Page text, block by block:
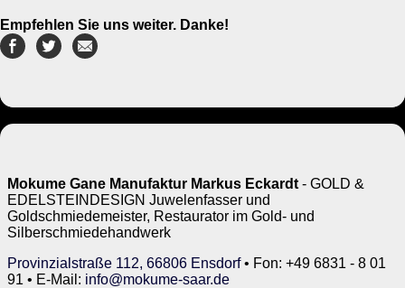
Empfehlen Sie uns weiter. Danke!
Mokume Gane Manufaktur Markus Eckardt - GOLD &
EDELSTEINDESIGN Juwelenfasser und
Goldschmiedemeister, Restaurator im Gold- und
Silberschmiedehandwerk
Provinzialstraße 112, 66806 Ensdorf• Fon: +49 6831 - 8 01
91 • E-Mail: info@mokume-saar.de